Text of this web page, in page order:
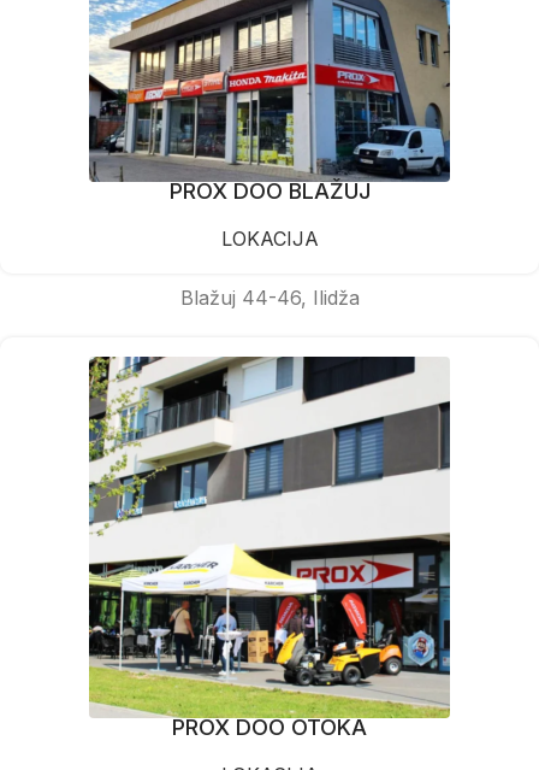
PROX DOO BLAŽUJ
LOKACIJA
Blažuj 44-46, Ilidža
PROX DOO OTOKA